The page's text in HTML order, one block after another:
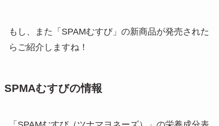
もし、また「SPAMむすび」の新商品が発売された
らご紹介しますね！
SPMAむすびの情報